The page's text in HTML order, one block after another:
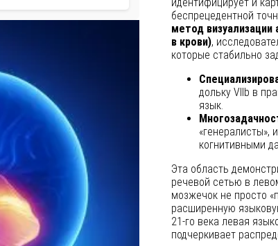
беспрецедентной
метод визуализации
в крови),
которые стабильно
дольку VIIb в
язык.
«генералисты»,
когнитивными
Эта область
речевой сетью в
мозжечок не просто
расширенную
21-го века левая
подчеркивает